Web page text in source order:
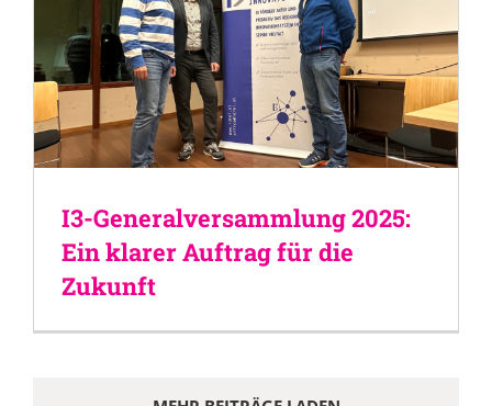
I3-Generalversammlung 2025:
Ein klarer Auftrag für die
Zukunft